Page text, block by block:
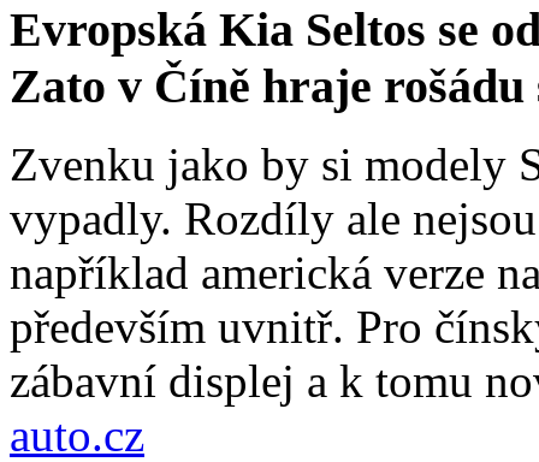
Evropská Kia Seltos se
Zato v Číně hraje
Zvenku jako by si modely
vypadly. Rozdíly ale
například americká verze
především uvnitř. Pro
zábavní displej a k tomu
auto.cz